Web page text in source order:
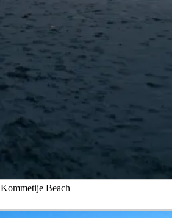
Kommetije Beach